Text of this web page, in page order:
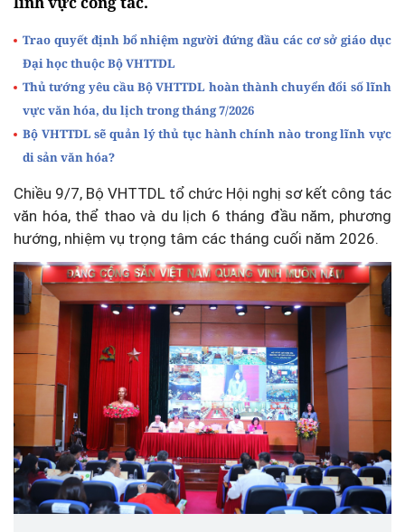
Trao quyết định bổ nhiệm người đứng đầu các cơ sở giáo dục
Đại học thuộc Bộ VHTTDL
Thủ tướng yêu cầu Bộ VHTTDL hoàn thành chuyển đổi số lĩnh
vực văn hóa, du lịch trong tháng 7/2026
Bộ VHTTDL sẽ quản lý thủ tục hành chính nào trong lĩnh vực
di sản văn hóa?
Chiều 9/7, Bộ VHTTDL tổ chức Hội nghị sơ kết công tác
văn hóa, thể thao và du lịch 6 tháng đầu năm, phương
hướng, nhiệm vụ trọng tâm các tháng cuối năm 2026.